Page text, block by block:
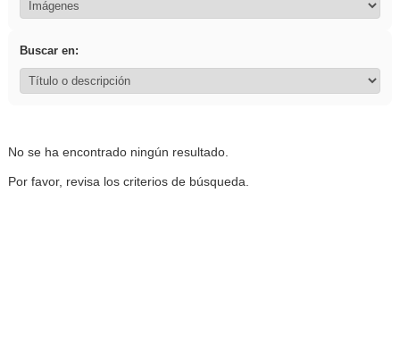
Buscar en:
No se ha encontrado ningún resultado.
Por favor, revisa los criterios de búsqueda.